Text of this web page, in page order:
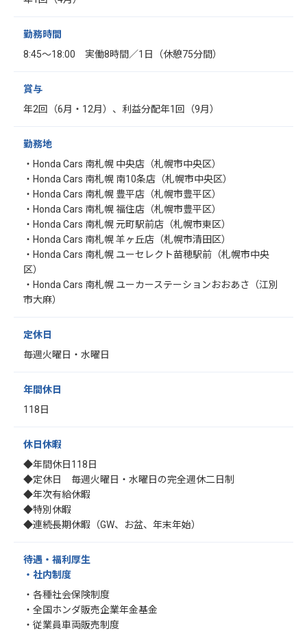
勤務時間
8:45～18:00 実働8時間／1日（休憩75分間）
賞与
年2回（6月・12月）、利益分配年1回（9月）
勤務地
・Honda Cars 南札幌 中央店（札幌市中央区）
・Honda Cars 南札幌 南10条店（札幌市中央区）
・Honda Cars 南札幌 豊平店（札幌市豊平区）
・Honda Cars 南札幌 福住店（札幌市豊平区）
・Honda Cars 南札幌 元町駅前店（札幌市東区）
・Honda Cars 南札幌 羊ヶ丘店（札幌市清田区）
・Honda Cars 南札幌 ユーセレクト苗穂駅前（札幌市中央
区）
・Honda Cars 南札幌 ユーカーステーションおおあさ（江別
市大麻）
定休日
毎週火曜日・水曜日
年間休日
118日
休日休暇
◆年間休日118日
◆定休日 毎週火曜日・水曜日の完全週休二日制
◆年次有給休暇
◆特別休暇
◆連続長期休暇（GW、お盆、年末年始）
待遇・福利厚生
・社内制度
・各種社会保険制度
・全国ホンダ販売企業年金基金
・従業員車両販売制度